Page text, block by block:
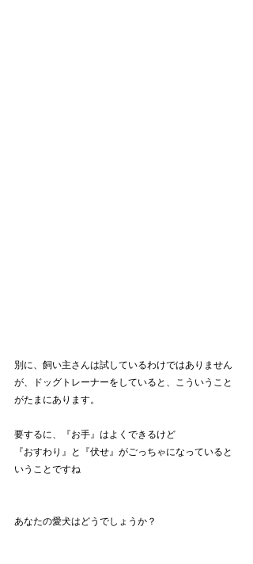
別に、飼い主さんは試しているわけではありません
が、ドッグトレーナーをしていると、こういうこと
がたまにあります。
要するに、『お手』はよくできるけど
『おすわり』と『伏せ』がごっちゃになっていると
いうことですね
あなたの愛犬はどうでしょうか？